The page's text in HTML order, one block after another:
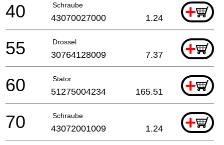
Schraube +
40 43070027000 1.24
Drossel +
55 30764128009 7.37
Stator +
60 51275004234 165.51
Schraube +
70 43072001009 1.24